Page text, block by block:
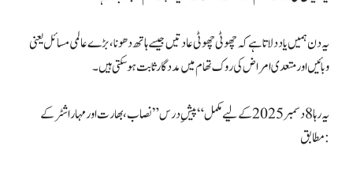
یہ دن ہمیں یاد دلاتا ہے کہ چھوٹی چھوٹی عادتیں جیسے ہاتھ دھونا، بڑے عالمی مسائل یعنی
یہ رہا 8 دسمبر 2025 کے لیے مکمل “پیشِ درس” نصاب، بھارت اور مہاراشٹر کے
مطابق: